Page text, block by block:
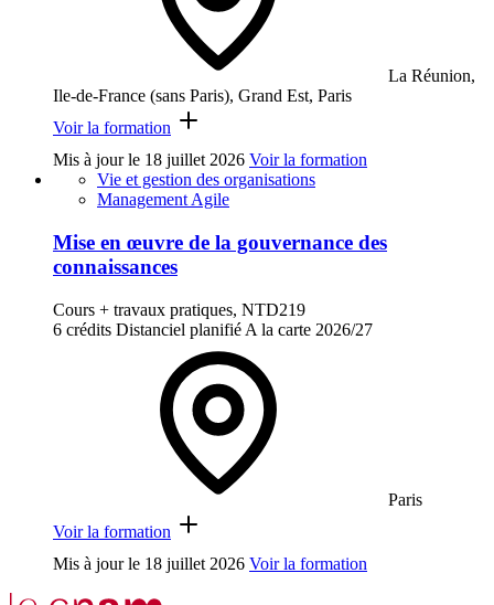
La Réunion,
Ile-de-France (sans Paris), Grand Est, Paris
Voir la formation
Mis à jour le 18 juillet 2026 Voir la formation
Vie et gestion des organisations
Management Agile
Mise en œuvre de la gouvernance des
connaissances
Cours + travaux pratiques, NTD219
6 crédits Distanciel planifié A la carte 2026/27
Paris
Voir la formation
Mis à jour le 18 juillet 2026 Voir la formation